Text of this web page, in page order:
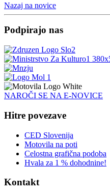
Nazaj na novice
Podpirajo nas
NAROČI SE NA E-NOVICE
Hitre povezave
CED Slovenija
Motovila na poti
Celostna grafična podoba
Hvala za 1 % dohodnine!
Kontakt